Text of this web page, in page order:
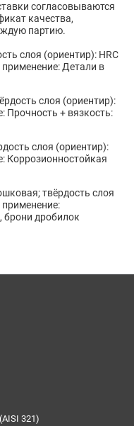
согласовываются
качества,
партию.
слоя (ориентир): HRC
Детали в
слоя (ориентир):
Прочность + вязкость:
слоя (ориентир):
Коррозионностойкая
твёрдость слоя
применение:
брони дробилок
321)